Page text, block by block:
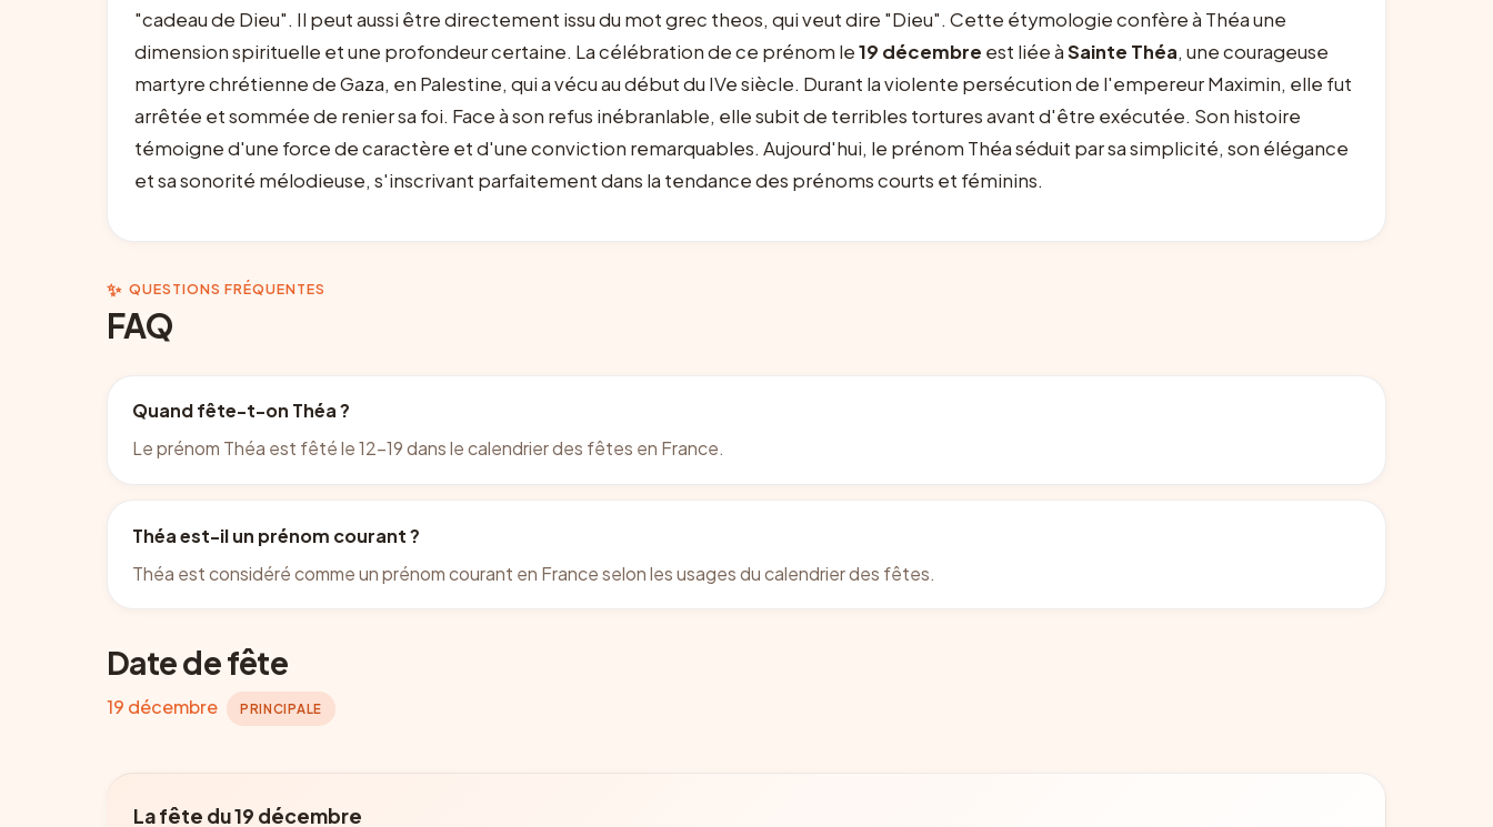
"cadeau de Dieu". Il peut aussi être directement issu du mot grec theos, qui veut dire "Dieu". Cette étymologie confère à Théa une
dimension spirituelle et une profondeur certaine. La célébration de ce prénom le19 décembre est liée àSainte Théa, une courageuse
martyre chrétienne de Gaza, en Palestine, qui a vécu au début du IVe siècle. Durant la violente persécution de l'empereur Maximin, elle fut
arrêtée et sommée de renier sa foi. Face à son refus inébranlable, elle subit de terribles tortures avant d'être exécutée. Son histoire
témoigne d'une force de caractère et d'une conviction remarquables. Aujourd'hui, le prénom Théa séduit par sa simplicité, son élégance
et sa sonorité mélodieuse, s'inscrivant parfaitement dans la tendance des prénoms courts et féminins.
✨ QUESTIONS FRÉQUENTES
FAQ
Quand fête-t-on Théa ?
Le prénom Théa est fêté le 12-19 dans le calendrier des fêtes en France.
Théa est-il un prénom courant ?
Théa est considéré comme un prénom courant en France selon les usages du calendrier des fêtes.
Date de fête
19 décembre PRINCIPALE
La fête du 19 décembre